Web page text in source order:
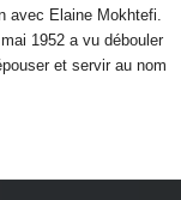
avec Elaine Mokhtefi.
1952 a vu débouler
et servir au nom